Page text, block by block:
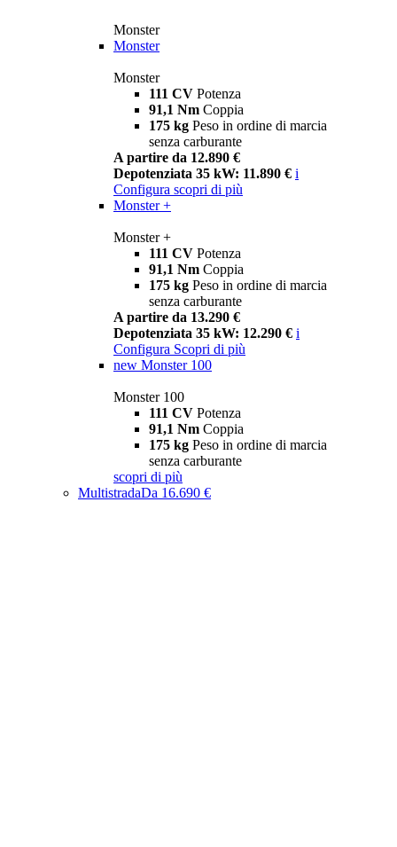
Monster
Monster
Monster
111 CV Potenza
91,1 Nm Coppia
175 kg Peso in ordine di marcia
senza carburante
A partire da 12.890 €
Depotenziata 35 kW: 11.890 € i
Configura scopri di più
Monster +
Monster +
111 CV Potenza
91,1 Nm Coppia
175 kg Peso in ordine di marcia
senza carburante
A partire da 13.290 €
Depotenziata 35 kW: 12.290 € i
Configura Scopri di più
new Monster 100
Monster 100
111 CV Potenza
91,1 Nm Coppia
175 kg Peso in ordine di marcia
senza carburante
scopri di più
MultistradaDa 16.690 €